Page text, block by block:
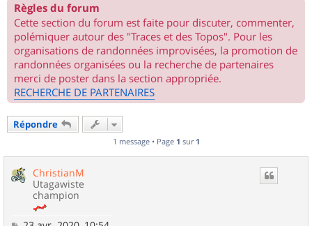
Règles du forum
Cette section du forum est faite pour discuter, commenter,
polémiquer autour des "Traces et des Topos". Pour les
organisations de randonnées improvisées, la promotion de
randonnées organisées ou la recherche de partenaires
merci de poster dans la section appropriée.
RECHERCHE DE PARTENAIRES
Répondre
1 message • Page 1 sur 1
ChristianM
Utagawiste
champion